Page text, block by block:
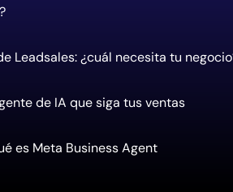
Leadsales: ¿cuál necesita tu
de IA que siga tus ventas
es Meta Business Agent